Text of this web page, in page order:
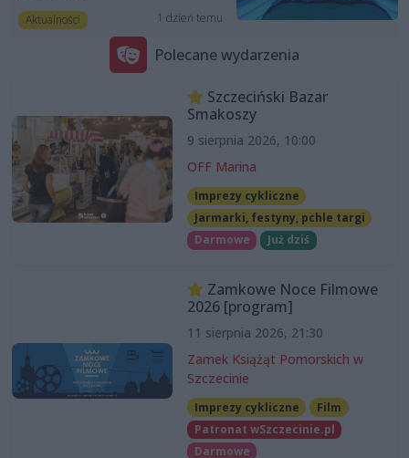
Aktualności 1 dzień temu
Polecane wydarzenia
Szczeciński Bazar
Smakoszy
9 sierpnia 2026, 10:00
OFF Marina
Imprezy cykliczne
Jarmarki, festyny, pchle targi
Darmowe
Już dziś
Zamkowe Noce Filmowe
2026 [program]
11 sierpnia 2026, 21:30
Zamek Książąt Pomorskich w
Szczecinie
Imprezy cykliczne
Film
Patronat wSzczecinie.pl
Darmowe